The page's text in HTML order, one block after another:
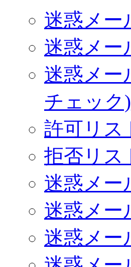
迷惑メー
迷惑メー
迷惑メー
チェック
許可リス
拒否リス
迷惑メー
迷惑メー
迷惑メー